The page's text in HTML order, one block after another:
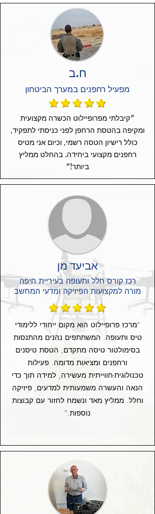
ח.ב
מפעיל רחפנים במערך הביטחון
״קיבלתי מפרופיילוט הכשרה מקצועית
ומקיפה בהטסת הרחפן לפני כניסתי לתפקיד,
כולל רישיון הטסה רשמי, וכיום אני מטיס
רחפנים מקצועי ביחידה. בהחלט ממליץ
ביותר!״
אביעד מן
רכז קורס חלל ותעופה בעיריית חיפה
מורה למקצועות הפיזיקה ומדעי המחשב
“מרכז פרופיילוט הוא מקום ייחודי ללימודי
טיס ותעופה. המשתתפים נהנים מהתנסות
בסימולטור טיסה מתקדם, הטסת טיסנים
ורחפנים ומציאות מדומה. פעילות
טכנולוגית-חווייתית מעשירה, למידה תוך כדי
הנאה והעשרה משמעותית למדעים, פיזיקה
וחלל. ממליץ מאד ונשמח לחזור עם קבוצות
נוספות.”